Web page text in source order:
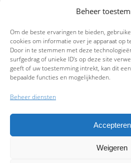
Beheer
Om de beste ervaringen te bieden,
cookies om informatie over je apparaat op
Door in te stemmen met deze
surfgedrag of unieke ID's op deze site
geeft of uw toestemming intrekt, kan dit
bepaalde functies en mogelijkheden.
Beheer diensten
Accepteren
Weigeren